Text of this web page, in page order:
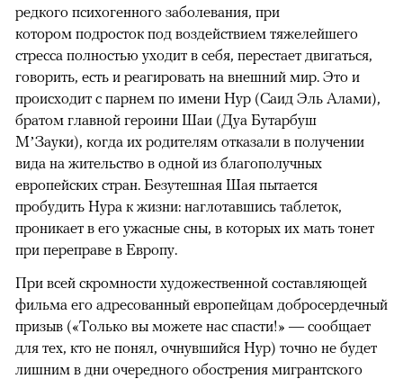
редкого психогенного заболевания, при
котором подросток под воздействием тяжелейшего
стресса полностью уходит в себя, перестает двигаться,
говорить, есть и реагировать на внешний мир. Это и
происходит с парнем по имени Нур (Саид Эль Алами),
братом главной героини Шаи (Дуа Бутарбуш
М’Зауки), когда их родителям отказали в получении
вида на жительство в одной из благополучных
европейских стран. Безутешная Шая пытается
пробудить Нура к жизни: наглотавшись таблеток,
проникает в его ужасные сны, в которых их мать тонет
при переправе в Европу.
При всей скромности художественной составляющей
фильма его адресованный европейцам добросердечный
призыв («Только вы можете нас спасти!» — сообщает
для тех, кто не понял, очнувшийся Нур) точно не будет
лишним в дни очередного обострения мигрантского